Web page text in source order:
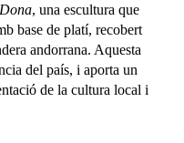
Dona, una escultura que
base de platí, recobert
andorrana. Aquesta
del país, i aporta un
de la cultura local i